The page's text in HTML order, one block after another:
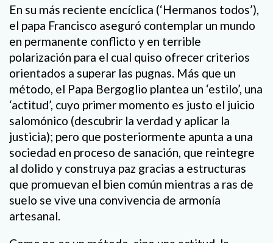
En su más reciente encíclica (‘Hermanos todos’),
el papa Francisco aseguró contemplar un mundo
en permanente conflicto y en terrible
polarización para el cual quiso ofrecer criterios
orientados a superar las pugnas. Más que un
método, el Papa Bergoglio plantea un ‘estilo’, una
‘actitud’, cuyo primer momento es justo el juicio
salomónico (descubrir la verdad y aplicar la
justicia); pero que posteriormente apunta a una
sociedad en proceso de sanación, que reintegre
al dolido y construya paz gracias a estructuras
que promuevan el bien común mientras a ras de
suelo se vive una convivencia de armonía
artesanal.